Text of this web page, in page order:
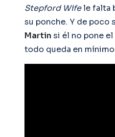
Stepford Wifele falta
su ponche. Y de poco
Martin si él no pone el
todo queda en